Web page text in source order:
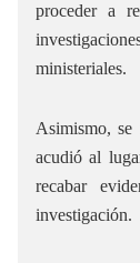
proceder a
ministeriales.
Asimismo, se
acudió al
recabar
investigación.